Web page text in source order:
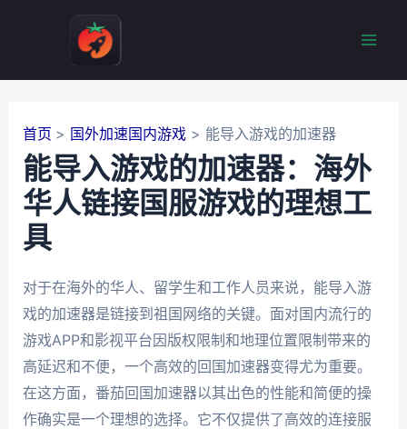
首页 国外加速国内游戏 能导入游戏的加速器
能导入游戏的加速器：海外
华人链接国服游戏的理想工
具
对于在海外的华人、留学生和工作人员来说，能导入游
戏的加速器是链接到祖国网络的关键。面对国内流行的
游戏APP和影视平台因版权限制和地理位置限制带来的
高延迟和不便，一个高效的回国加速器变得尤为重要。
在这方面，番茄回国加速器以其出色的性能和简便的操
作确实是一个理想的选择。它不仅提供了高效的连接服